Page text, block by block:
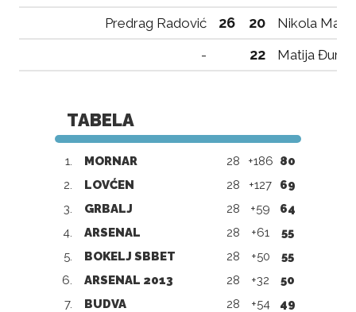
Predrag Radović
26 20
Nikola
-
22 Matija
TABELA
1. MORNAR 28 +186 80
2.
LOVĆEN 28 +127
69
3.
GRBALJ 28 +59
64
4.
ARSENAL 28 +61
55
5.
BOKELJ SBBET 28 +50
55
6.
ARSENAL 2013 28 +32
50
7.
BUDVA 28 +54
49